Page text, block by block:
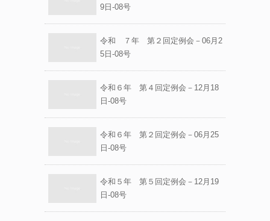
9日-08号
令和 ７年 第２回定例会－06月2
5日-08号
令和６年 第４回定例会－12月18
日-08号
令和６年 第２回定例会－06月25
日-08号
令和５年 第５回定例会－12月19
日-08号